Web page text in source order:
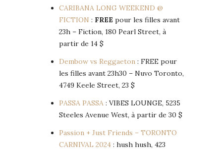
CARIBANA LONG WEEKEND @
FICTION : FREE pour les filles avant
23h – Fiction, 180 Pearl Street, à
partir de 14 $
Dembow vs Reggaeton : FREE pour
les filles avant 23h30 – Nuvo Toronto,
4749 Keele Street, 23 $
PASSA PASSA : VIBES LOUNGE, 5235
Steeles Avenue West, à partir de 30 $
Passion + Just Friends – TORONTO
CARNIVAL 2024 : hush hush, 423